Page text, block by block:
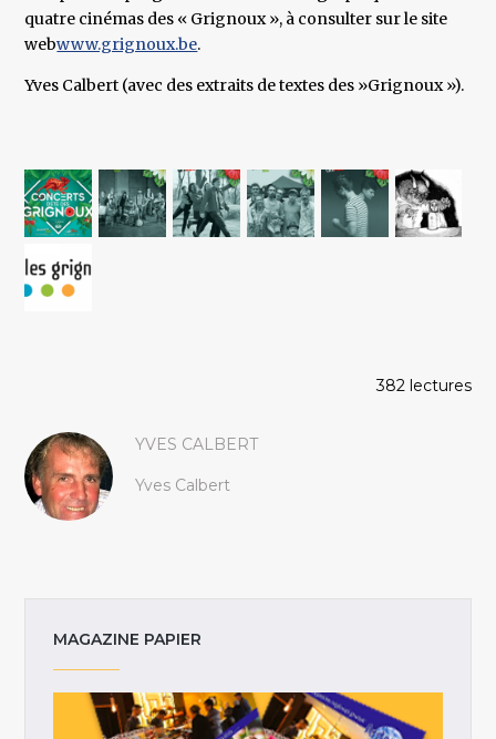
quatre cinémas des « Grignoux », à consulter sur le site
webwww.grignoux.be.
Yves Calbert (avec des extraits de textes des »Grignoux »).
382 lectures
YVES CALBERT
Yves Calbert
MAGAZINE PAPIER